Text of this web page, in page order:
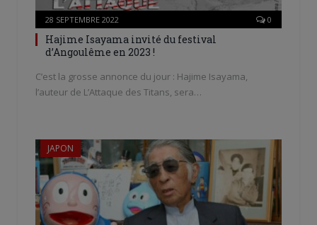
28 SEPTEMBRE 2022 0
Hajime Isayama invité du festival
d’Angoulême en 2023 !
C’est la grosse annonce du jour : Hajime Isayama,
l’auteur de L’Attaque des Titans, sera…
JAPON